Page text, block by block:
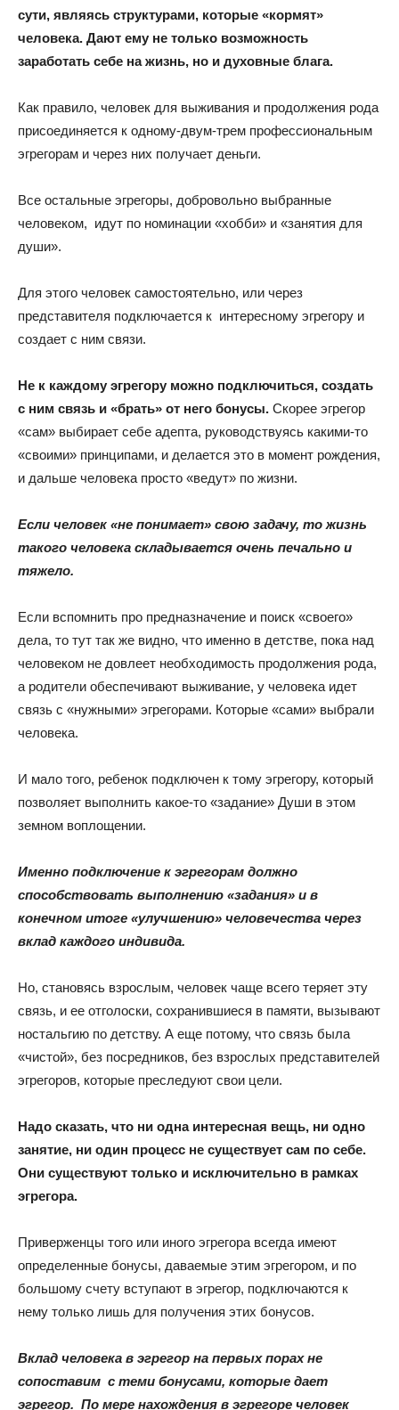
сути, являясь структурами, которые «кормят»
человека. Дают ему не только возможность
заработать себе на жизнь, но и духовные блага.
Как правило, человек для выживания и продолжения рода
присоединяется к одному-двум-трем профессиональным
эгрегорам и через них получает деньги.
Все остальные эгрегоры, добровольно выбранные
человеком, идут по номинации «хобби» и «занятия для
души».
Для этого человек самостоятельно, или через
представителя подключается к интересному эгрегору и
создает с ним связи.
Не к каждому эгрегору можно подключиться, создать
с ним связь и «брать» от него бонусы. Скорее эгрегор
«сам» выбирает себе адепта, руководствуясь какими-то
«своими» принципами, и делается это в момент рождения,
и дальше человека просто «ведут» по жизни.
Если человек «не понимает» свою задачу, то жизнь
такого человека складывается очень печально и
тяжело.
Если вспомнить про предназначение и поиск «своего»
дела, то тут так же видно, что именно в детстве, пока над
человеком не довлеет необходимость продолжения рода,
а родители обеспечивают выживание, у человека идет
связь с «нужными» эгрегорами. Которые «сами» выбрали
человека.
И мало того, ребенок подключен к тому эгрегору, который
позволяет выполнить какое-то «задание» Души в этом
земном воплощении.
Именно подключение к эгрегорам должно
способствовать выполнению «задания» и в
конечном итоге «улучшению» человечества через
вклад каждого индивида.
Но, становясь взрослым, человек чаще всего теряет эту
связь, и ее отголоски, сохранившиеся в памяти, вызывают
ностальгию по детству. А еще потому, что связь была
«чистой», без посредников, без взрослых представителей
эгрегоров, которые преследуют свои цели.
Надо сказать, что ни одна интересная вещь, ни одно
занятие, ни один процесс не существует сам по себе.
Они существуют только и исключительно в рамках
эгрегора.
Приверженцы того или иного эгрегора всегда имеют
определенные бонусы, даваемые этим эгрегором, и по
большому счету вступают в эгрегор, подключаются к
нему только лишь для получения этих бонусов.
Вклад человека в эгрегор на первых порах не
сопоставим с теми бонусами, которые дает
эгрегор. По мере нахождения в эгрегоре человек